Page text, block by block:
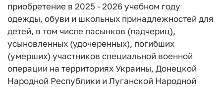
приобретение в 2025 - 2026 учебном году
одежды, обуви и школьных принадлежностей для
детей, в том числе пасынков (падчериц),
усыновленных (удочеренных), погибших
(умерших) участников специальной военной
операции на территориях Украины, Донецкой
Народной Республики и Луганской Народной